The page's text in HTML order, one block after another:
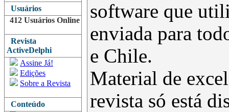
Usuários
412 Usuários Online
Revista
ActiveDelphi
Assine Já!
Edições
Sobre a Revista
Conteúdo
software que
enviada para
e Chile.
Material de
revista só está